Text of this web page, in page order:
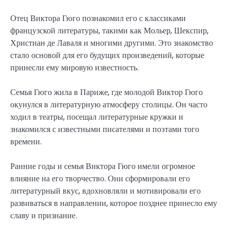
Отец Виктора Гюго познакомил его с классиками
французской литературы, такими как Мольер, Шекспир,
Христиан де Лаваля и многими другими. Это знакомство
стало основой для его будущих произведений, которые
принесли ему мировую известность.
Семья Гюго жила в Париже, где молодой Виктор Гюго
окунулся в литературную атмосферу столицы. Он часто
ходил в театры, посещал литературные кружки и
знакомился с известными писателями и поэтами того
времени.
Ранние годы и семья Виктора Гюго имели огромное
влияние на его творчество. Они сформировали его
литературный вкус, вдохновляли и мотивировали его
развиваться в направлении, которое позднее принесло ему
славу и признание.